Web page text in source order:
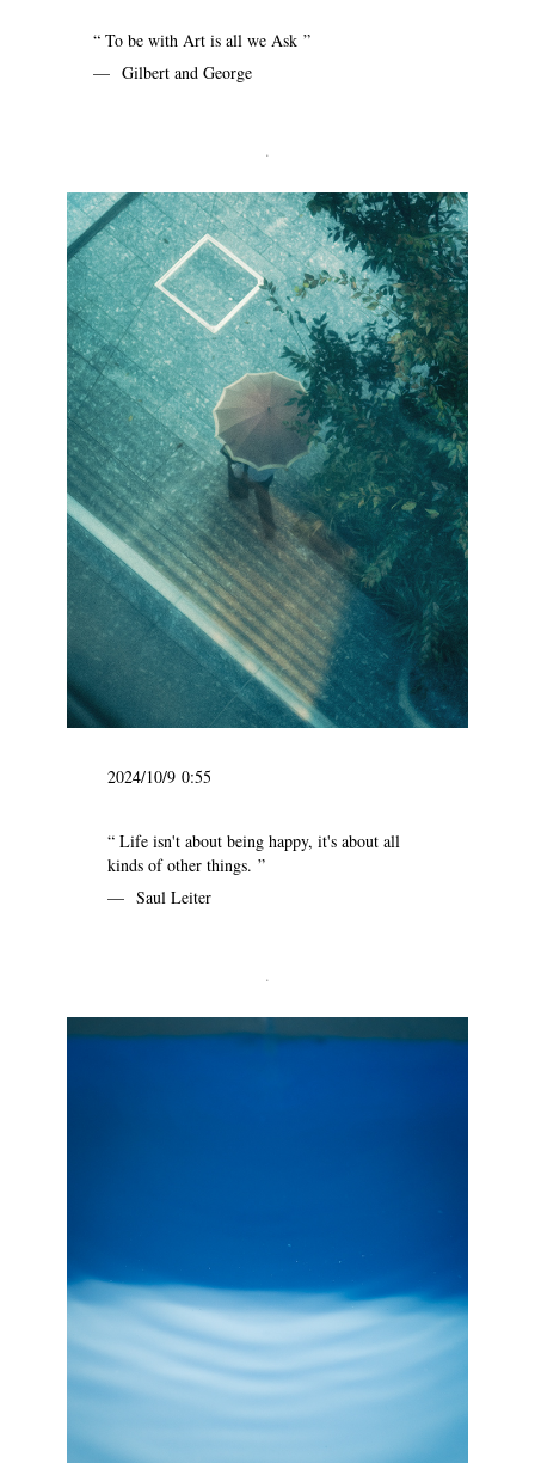
“ To be with Art is all we Ask ”
— Gilbert and George
.
2024/10/9 0:55
“ Life isn't about being happy, it's about all
kinds of other things. ”
— Saul Leiter
.